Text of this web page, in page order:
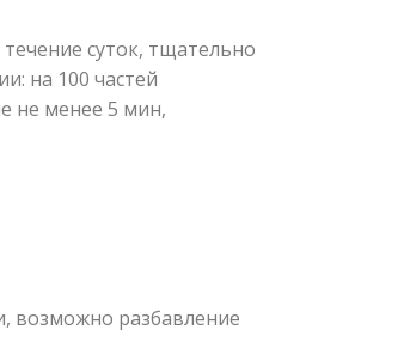
суток, тщательно
на 100 частей
не менее 5 мин,
возможно разбавление